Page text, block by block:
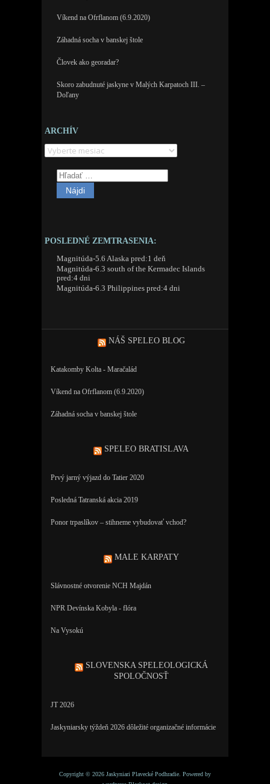
Víkend na Ofrflanom (6.9.2020)
Záhadná socha v banskej štole
Človek ako georadar?
Skoro zabudnuté jaskyne v Malých Karpatoch III. –
Doľany
ARCHÍV
Archív
Hľadať:
POSLEDNÉ ZEMTRASENIA:
Magnitúda-5.6 Alaska pred:1 deň
Magnitúda-6.3 south of the Kermadec Islands
pred:4 dni
Magnitúda-6.3 Philippines pred:4 dni
NÁŠ SPELEO BLOG
Katakomby Kolta - Maračalád
Víkend na Ofrflanom (6.9.2020)
Záhadná socha v banskej štole
SPELEO BRATISLAVA
Prvý jarný výjazd do Tatier 2020
Posledná Tatranská akcia 2019
Ponor trpaslíkov – stihneme vybudovať vchod?
MALE KARPATY
Slávnostné otvorenie NCH Majdán
NPR Devínska Kobyla - flóra
Na Vysokú
SLOVENSKA SPELEOLOGICKÁ
SPOLOČNOSŤ
JT 2026
Jaskyniarsky týždeň 2026 dôležité organizačné informácie
Copyright © 2026 Jaskyniari Plavecké Podhradie. Powered by